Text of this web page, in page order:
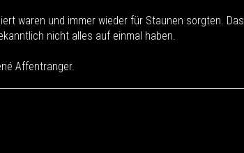
waren und immer wieder für Staunen sorgten. Das
nicht alles auf einmal haben.
Affentranger.